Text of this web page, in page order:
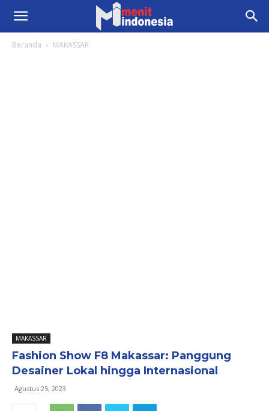
Beranda MAKASSAR
MAKASSAR
Fashion Show F8 Makassar: Panggung
Desainer Lokal hingga Internasional
Agustus 25, 2023